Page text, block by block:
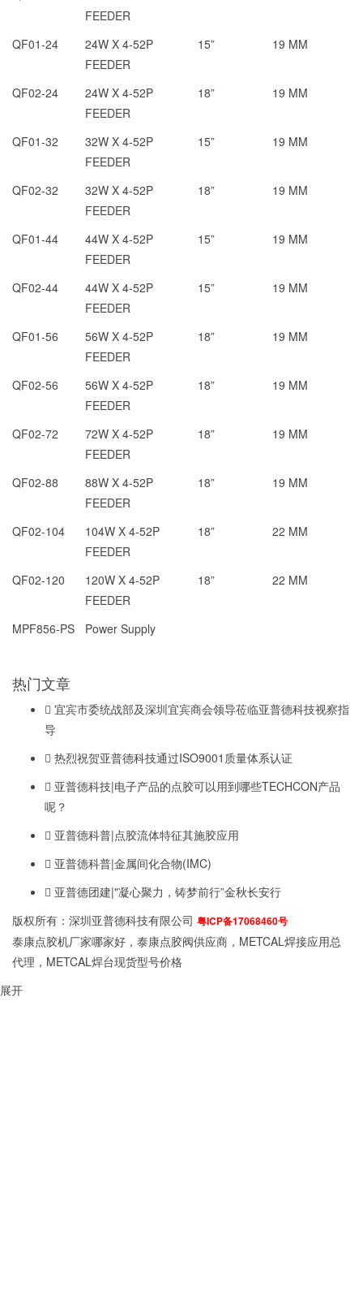
FEEDER
QF01-24
24W X 4-52P
FEEDER
15” 19 MM
QF02-24
24W X 4-52P
FEEDER
18” 19 MM
QF01-32
32W X 4-52P
FEEDER
15” 19 MM
QF02-32
32W X 4-52P
FEEDER
18” 19 MM
QF01-44
44W X 4-52P
FEEDER
15” 19 MM
QF02-44
44W X 4-52P
FEEDER
15” 19 MM
QF01-56
56W X 4-52P
FEEDER
18” 19 MM
QF02-56
56W X 4-52P
FEEDER
18” 19 MM
QF02-72
72W X 4-52P
FEEDER
18” 19 MM
QF02-88
88W X 4-52P
FEEDER
18” 19 MM
QF02-104
104W X 4-52P
FEEDER
18” 22 MM
QF02-120
120W X 4-52P
FEEDER
18” 22 MM
MPF856-PS Power Supply
热门文章
宜宾市委统战部及深圳宜宾商会领导莅临亚普德科技视察指
导
热烈祝贺亚普德科技通过ISO9001质量体系认证
亚普德科技|电子产品的点胶可以用到哪些TECHCON产品
呢？
亚普德科普|点胶流体特征其施胶应用
亚普德科普|金属间化合物(IMC)
亚普德团建|"凝心聚力，铸梦前行”金秋长安行
版权所有：深圳亚普德科技有限公司 粤ICP备17068460号
泰康点胶机厂家哪家好，泰康点胶阀供应商，METCAL焊接应用总
代理，METCAL焊台现货型号价格
展开